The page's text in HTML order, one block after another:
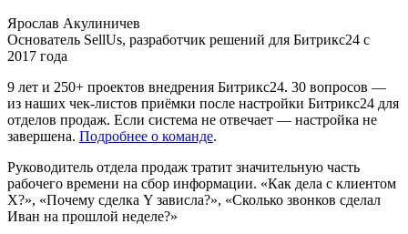
Ярослав Акулиничев
Основатель SellUs, разработчик решений для Битрикс24 с
2017 года
9 лет и 250+ проектов внедрения Битрикс24. 30 вопросов —
из наших чек-листов приёмки после настройки Битрикс24 для
отделов продаж. Если система не отвечает — настройка не
завершена. Подробнее о команде.
Руководитель отдела продаж тратит значительную часть
рабочего времени на сбор информации. «Как дела с клиентом
X?», «Почему сделка Y зависла?», «Сколько звонков сделал
Иван на прошлой неделе?»